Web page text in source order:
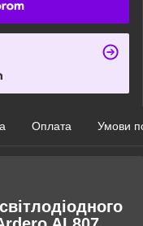
Оплата Умови